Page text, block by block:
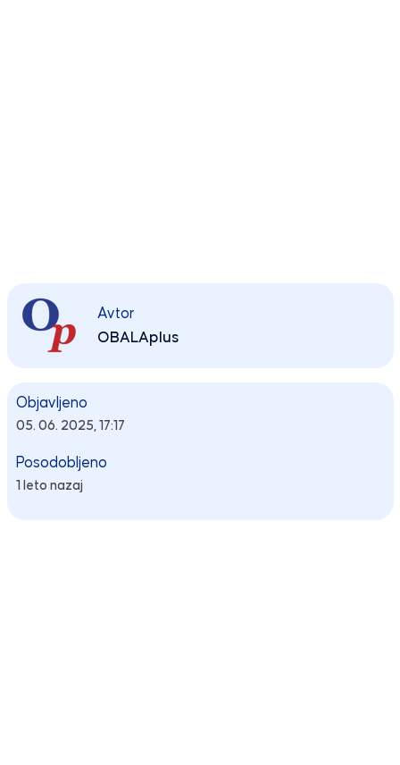
Avtor
OBALAplus
Objavljeno
05. 06. 2025, 17:17
Posodobljeno
1 leto nazaj